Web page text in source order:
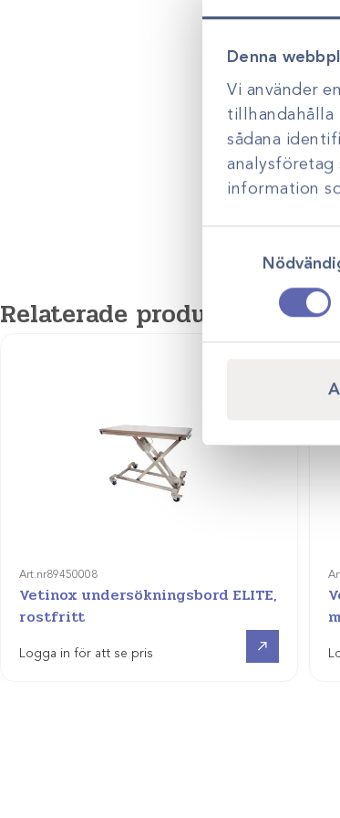
Denna
Vi använder
tillhandahålla
sådana
analysföretag
information
Relaterade produkter
Art.nr89450008
Vetinox undersökningsbord ELITE,
rostfritt
Logga in för att se pris